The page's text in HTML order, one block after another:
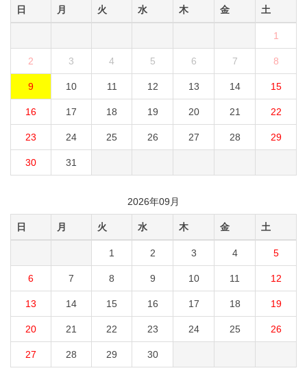
日 月 火 水 木 金 土
1
2 3 4 5 6 7 8
9 10 11 12 13 14 15
16 17 18 19 20 21 22
23 24 25 26 27 28 29
30 31
2026年09月
日 月 火 水 木 金 土
1 2 3 4 5
6 7 8 9 10 11 12
13 14 15 16 17 18 19
20 21 22 23 24 25 26
27 28 29 30